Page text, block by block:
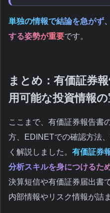
単独の情報で結論を急がず
する姿勢が重要です。
まとめ：有価証券
用可能な投資情報
ここまで、有価証券報告書
方、EDINETでの確認方法
く解説しました。 有価証券
分析スキルを身につけるた
決算短信や有価証券届出書
内部情報やリスク情報が詰